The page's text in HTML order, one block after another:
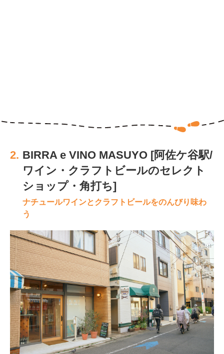
2. BIRRA e VINO MASUYO [阿佐ケ谷駅/
ワイン・クラフトビールのセレクト
ショップ・角打ち]
ナチュールワインとクラフトビールをのんびり味わ
う